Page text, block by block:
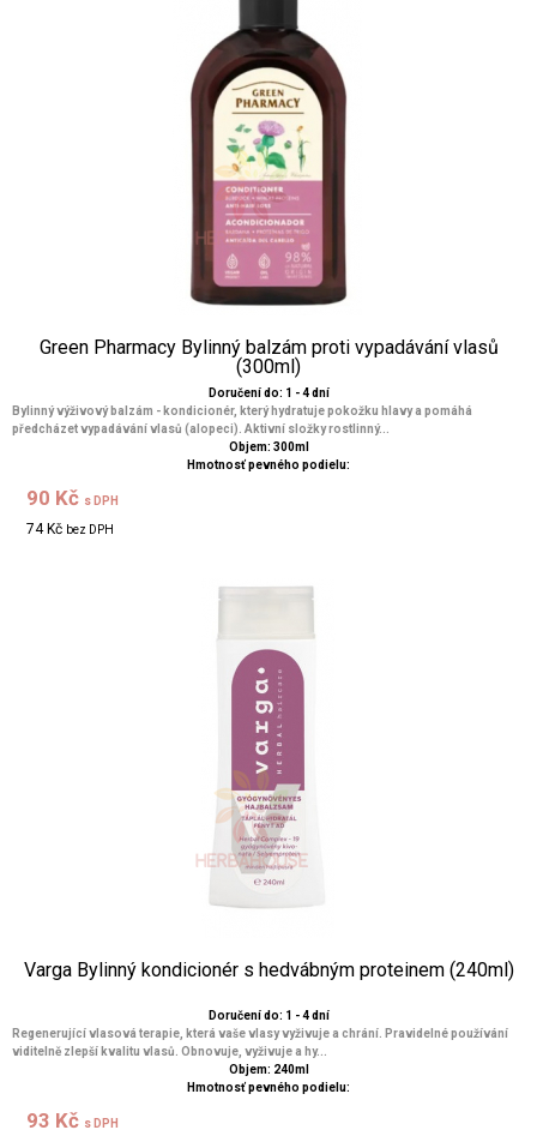
Green Pharmacy Bylinný balzám proti vypadávání vlasů
(300ml)
Doručení do: 1 - 4 dní
Bylinný výživový balzám - kondicionér, který hydratuje pokožku hlavy a pomáhá
předcházet vypadávání vlasů (alopeci). Aktivní složky rostlinný...
Objem: 300ml
Hmotnosť pevného podielu:
90 Kč s DPH
74 Kč bez DPH
Varga Bylinný kondicionér s hedvábným proteinem (240ml)
Doručení do: 1 - 4 dní
Regenerující vlasová terapie, která vaše vlasy vyživuje a chrání. Pravidelné používání
viditelně zlepší kvalitu vlasů. Obnovuje, vyživuje a hy...
Objem: 240ml
Hmotnosť pevného podielu:
93 Kč s DPH